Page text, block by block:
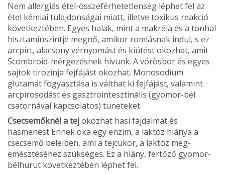
Nem allergiás étel-összeférhetetlenség léphet fel az
étel kémiai tulajdonságai miatt, illetve toxikus reakció
következ­tében. Egyes halak, mint a makréla és a tonhal
hisztaminszintje megnő, amikor romlásnak indul, s ez
arcpírt, alacsony vérnyomást és kiütést okozhat, amit
Scombroid-mérgezésnek hívunk. A vö­rösbor és egyes
sajtok tirozinja fejfájást okozhat. Monosodium
glutamát fo­gyasztása is válthat ki fejfájást, valamint
arcpirosodást és gasztrointesztinális (gyomor-bél
csatornával kapcsolatos) tüneteket.
Csecsemőknél a tejokozhat hasi fájdalmat és
hasmenést Ennek oka egy enzim, a laktóz hiánya a
csecsemő beleiben, ami a tejcukor, a laktóz meg­
emésztéséhez szükséges. Ez a hiány, fer­tőző gyomor-
bélhurut következtében léphet fel.